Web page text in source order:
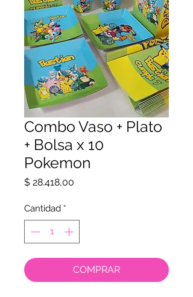
Combo Vaso + Plato
+ Bolsa x 10
Pokemon
$ 28.418,00
Cantidad *
COMPRAR